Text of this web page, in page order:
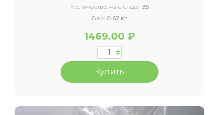
Количество на складе: 35
Вес: 0.62 кг
1469.00 ₽
Купить